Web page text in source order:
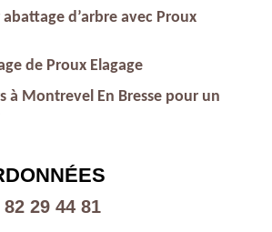
d’arbre avec Proux
de Proux Elagage
à Montrevel En Bresse pour un
82 29 44 81